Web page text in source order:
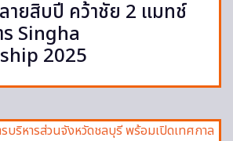
ายสิบปี คว้าชัย 2 แมทช์
ร Singha
2025